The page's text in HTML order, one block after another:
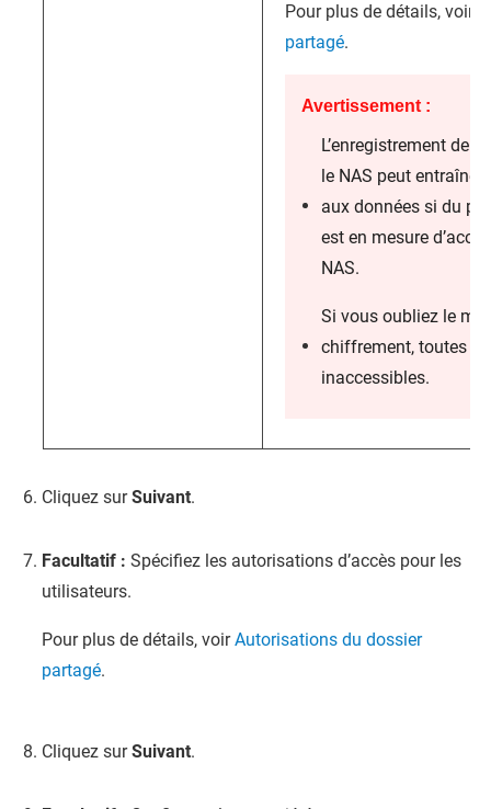
Pour plus de détails, voir
partagé.
Avertissement :
L’enregistrement de
le NAS peut
aux données si du
est en mesure
NAS.
Si vous oubliez le
chiffrement, toutes
inaccessibles.
Cliquez surSuivant.
Facultatif : Spécifiez les autorisations d’accès pour les
utilisateurs.
Pour plus de détails, voirAutorisations du dossier
partagé.
Cliquez surSuivant.